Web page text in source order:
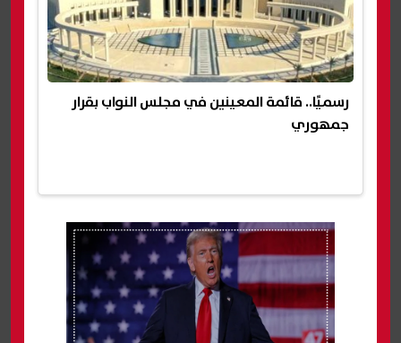
رسميًا.. قائمة المعينين في مجلس النواب بقرار
جمهوري